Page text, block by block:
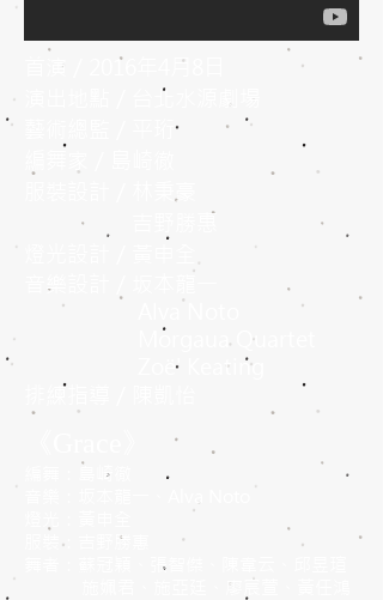
首演／2016年4月8日
演出地點／台北水源劇場
服裝設計／林秉豪
吉野勝惠
音樂設計／坂本龍一
Alva Noto
Morgaua Quartet
Zoë' Keating
排練指導／陳凱怡
編舞：島崎徹
服裝：吉野勝惠
舞者：蘇冠穎、張智傑、陳韋云、邱昱瑄
施姵君、施亞廷、廖宸萱、黃任鴻